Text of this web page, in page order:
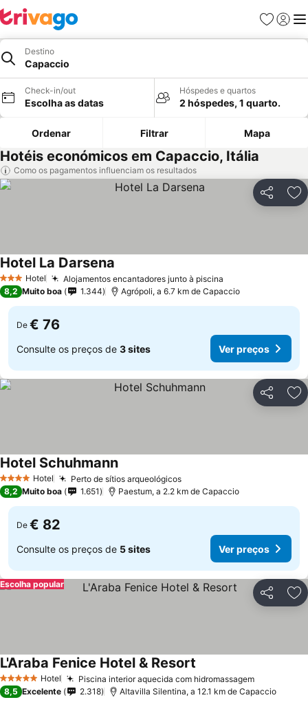
Favoritos
Iniciar
Destino
Capaccio
Check-in/out
Escolha as datas
Hóspedes e quartos
2 hóspedes, 1 quarto.
Ordenar Filtrar Mapa
Hotéis económicos em Capaccio, Itália
Como os pagamentos influenciam os resultados
Partilhar
3 EstrelasHotel Alojamentos encantadores junto à piscina
Hotel La Darsena
8,2 Muito boa 1.344 Agrópoli, a 6.7 km de Capaccio
De € 76
Consulte os preços de 3 sites Ver preços
Partilhar
4 EstrelasHotel Perto de sítios arqueológicos
Hotel Schuhmann
8,2 Muito boa 1.651 Paestum, a 2.2 km de Capaccio
De € 82
Consulte os preços de 5 sites Ver preços
Partilhar
Escolha popular
5 Estrelas Hotel Piscina interior aquecida com hidromassagem
L'Araba Fenice Hotel & Resort
8,5 Excelente 2.318 Altavilla Silentina, a 12.1 km de Capaccio